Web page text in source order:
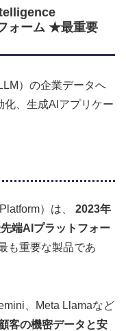
ォーム ★最重要
）の企業データへ
、生成AIアプリケー
）は、 2023年
端AIプラットフォー
も重要な製品であ
、Meta Llamaなど
客の機密データと安